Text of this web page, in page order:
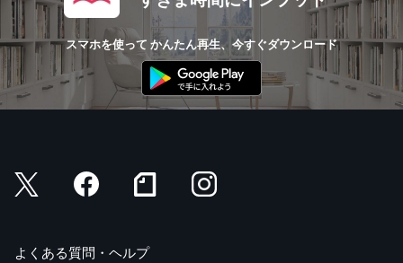
スマホを使って かんたん再生、今すぐダウンロード
よくある質問・ヘルプ